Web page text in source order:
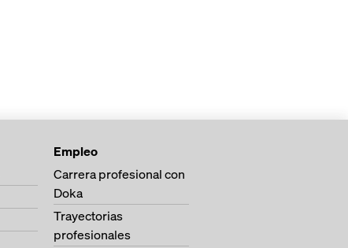
Empleo
Carrera profesional con
Doka
Trayectorias
profesionales